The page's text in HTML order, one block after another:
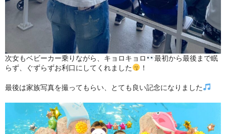
次女もベビーカー乗りながら、キョロキョロ
最初から最後まで眠
らず、ぐずらずお利口にしてくれました
！
最後は家族写真を撮ってもらい、とても良い記念になりました